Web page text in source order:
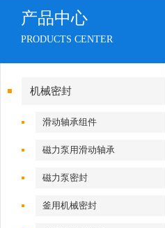
产品中心
PRODUCTS CENTER
机械密封
滑动轴承组件
磁力泵用滑动轴承
磁力泵密封
釜用机械密封